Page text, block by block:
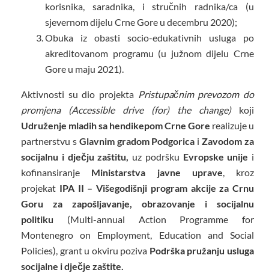
korisnika, saradnika, i stručnih radnika/ca (u
sjevernom dijelu Crne Gore u decembru 2020);
Obuka iz obasti socio-edukativnih usluga po
akreditovanom programu (u južnom dijelu Crne
Gore u maju 2021).
Aktivnosti su dio projekta Pristupačnim prevozom do
promjena (Accessible drive (for) the change)koji
Udruženje mladih sa hendikepom Crne Gore realizuje u
partnerstvu s Glavnim gradom Podgorica iZavodom za
socijalnu i dječju zaštitu, uz podršku Evropske unije i
kofinansiranje Ministarstva javne uprave, kroz
projekat IPA II – Višegodišnji program akcije za Crnu
Goru za zapošljavanje, obrazovanje i socijalnu
politiku (Multi-annual Action Programme for
Montenegro on Employment, Education and Social
Policies), grant u okviru poziva Podrška pružanju usluga
socijalne i dječje zaštite.